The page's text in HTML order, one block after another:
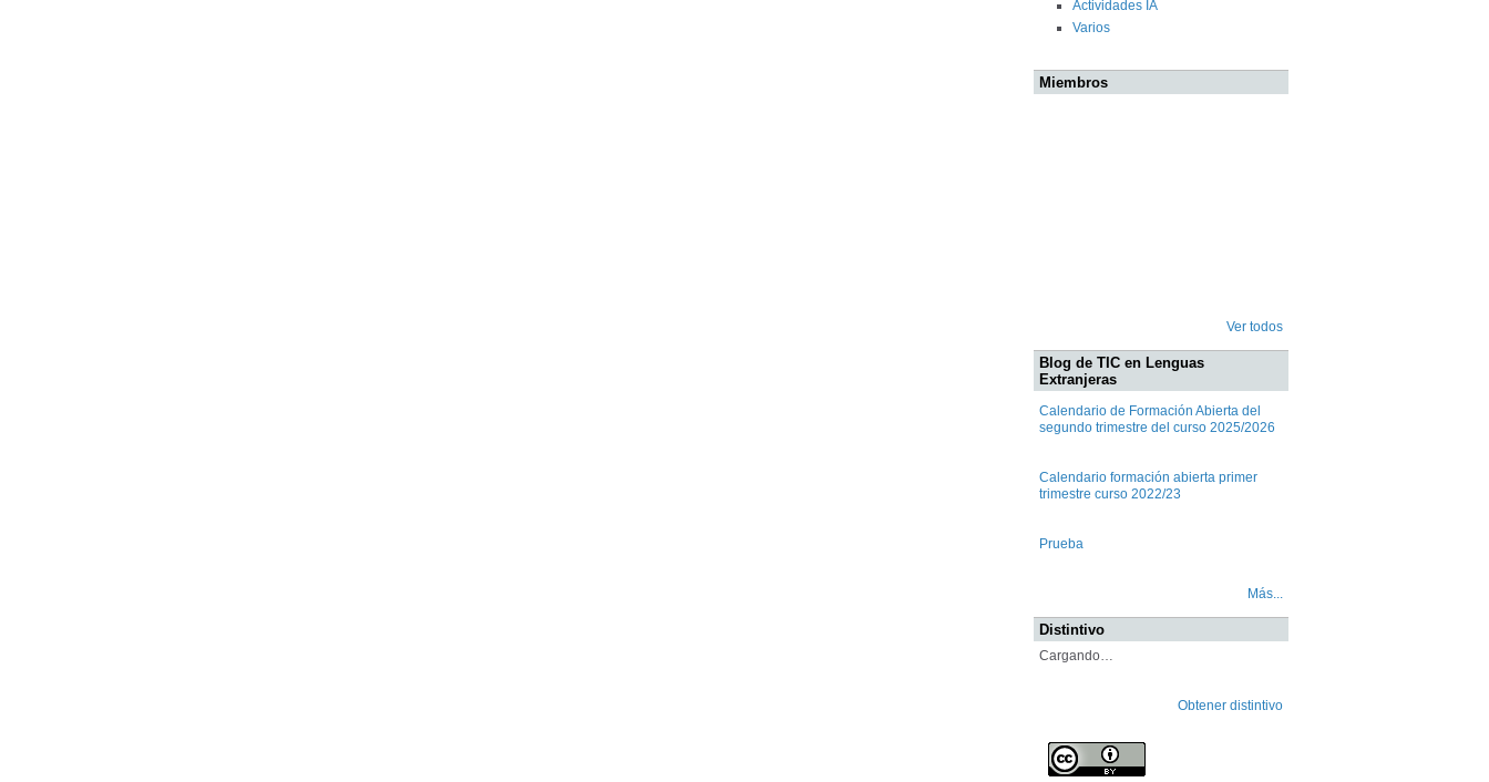
Actividades IA
Varios
Miembros
Ver todos
Blog de TIC en Lenguas
Extranjeras
Calendario de Formación Abierta del
segundo trimestre del curso 2025/2026
Calendario formación abierta primer
trimestre curso 2022/23
Prueba
Más...
Distintivo
Cargando…
Obtener distintivo